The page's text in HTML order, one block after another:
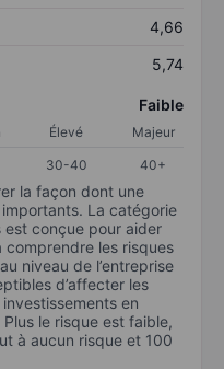
4,66
5,74
Faible
Élevé
Majeur
30-40 40+
la façon dont une
La catégorie
est conçue pour aider
comprendre les risques
niveau de l’entreprise
d’affecter les
en
le risque est faible,
à aucun risque et 100